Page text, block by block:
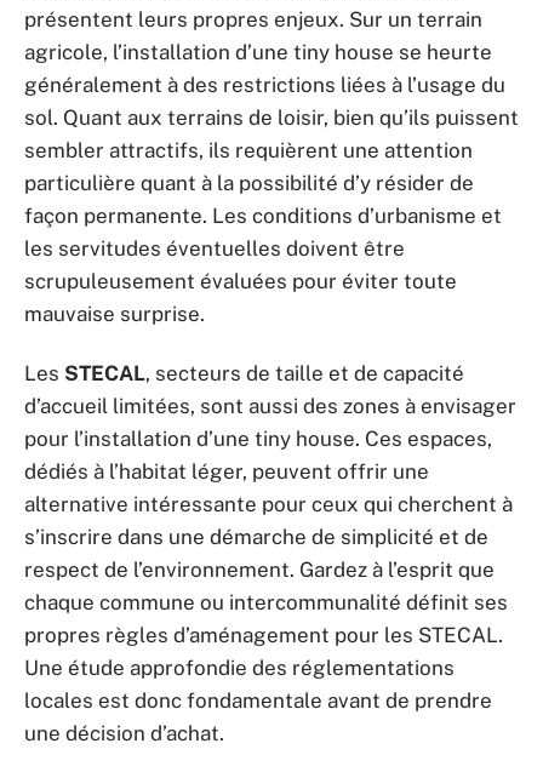
présentent leurs propres enjeux. Sur un terrain
agricole, l’installation d’une tiny house se heurte
généralement à des restrictions liées à l’usage du
sol. Quant aux terrains de loisir, bien qu’ils puissent
sembler attractifs, ils requièrent une attention
particulière quant à la possibilité d’y résider de
façon permanente. Les conditions d’urbanisme et
les servitudes éventuelles doivent être
scrupuleusement évaluées pour éviter toute
mauvaise surprise.
Les STECAL, secteurs de taille et de capacité
d’accueil limitées, sont aussi des zones à envisager
pour l’installation d’une tiny house. Ces espaces,
dédiés à l’habitat léger, peuvent offrir une
alternative intéressante pour ceux qui cherchent à
s’inscrire dans une démarche de simplicité et de
respect de l’environnement. Gardez à l’esprit que
chaque commune ou intercommunalité définit ses
propres règles d’aménagement pour les STECAL.
Une étude approfondie des réglementations
locales est donc fondamentale avant de prendre
une décision d’achat.